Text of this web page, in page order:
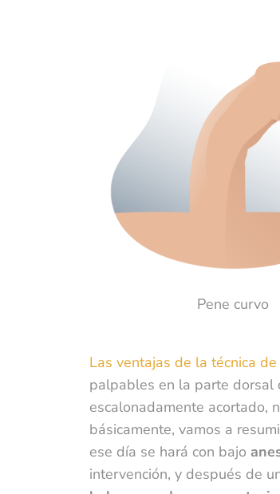
Pene curvo
Las ventajas de la técnica
palpables en la parte dorsal
escalonadamente acortado,
básicamente, vamos a
ese día se hará con bajo
intervención, y después de